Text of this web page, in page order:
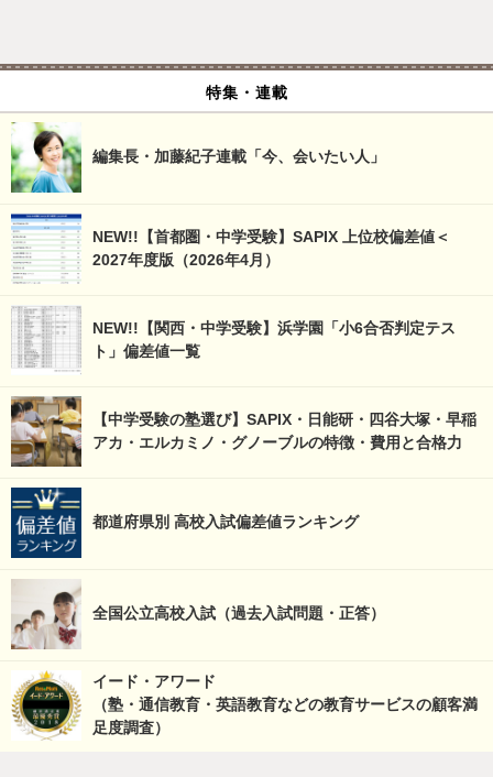
特集・連載
編集長・加藤紀子連載「今、会いたい人」
NEW!!【首都圏・中学受験】SAPIX 上位校偏差値＜
2027年度版（2026年4月）
NEW!!【関西・中学受験】浜学園「小6合否判定テス
ト」偏差値一覧
【中学受験の塾選び】SAPIX・日能研・四谷大塚・早稲
アカ・エルカミノ・グノーブルの特徴・費用と合格力
都道府県別 高校入試偏差値ランキング
全国公立高校入試（過去入試問題・正答）
イード・アワード
（塾・通信教育・英語教育などの教育サービスの顧客満
足度調査）